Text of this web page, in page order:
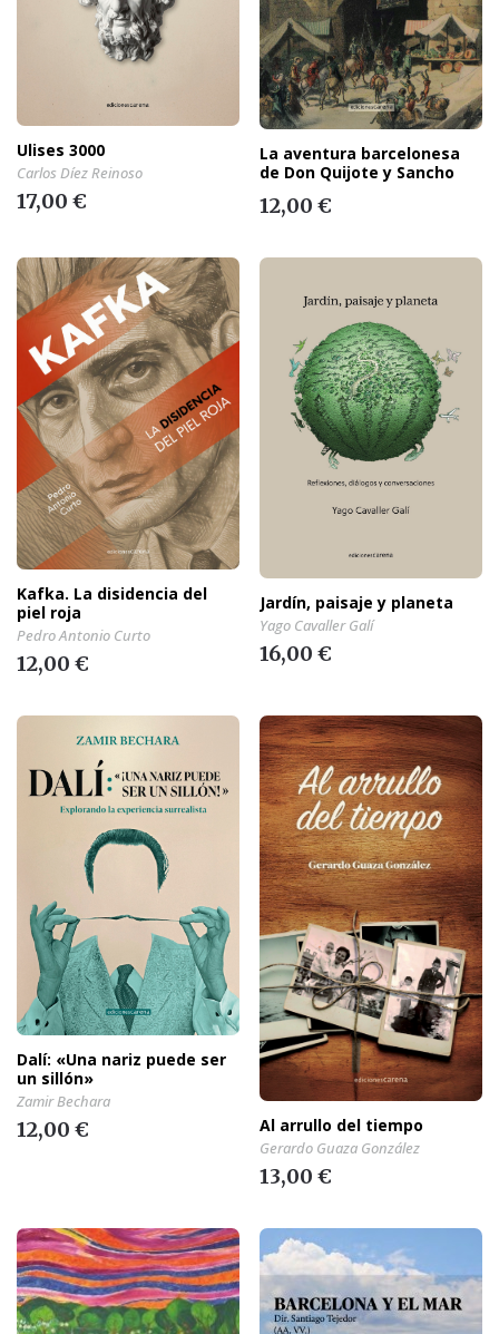
Ulises 3000
Carlos Díez Reinoso
17,00 €
La aventura barcelonesa
de Don Quijote y Sancho
12,00 €
Kafka. La disidencia del
piel roja
Pedro Antonio Curto
12,00 €
Jardín, paisaje y planeta
Yago Cavaller Galí
16,00 €
Dalí: «Una nariz puede ser
un sillón»
Zamir Bechara
12,00 € Al arrullo del tiempo
Gerardo Guaza González
13,00 €